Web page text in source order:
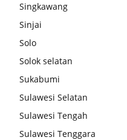
Singkawang
Sinjai
Solo
Solok selatan
Sukabumi
Sulawesi Selatan
Sulawesi Tengah
Sulawesi Tenggara